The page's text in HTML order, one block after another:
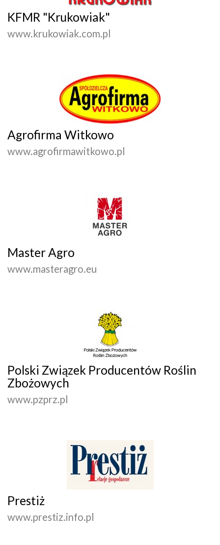
KFMR "Krukowiak"
www.krukowiak.com.pl
Agrofirma Witkowo
www.agrofirmawitkowo.pl
Master Agro
www.masteragro.eu
Polski Związek Producentów Roślin
Zbożowych
www.pzprz.pl
Prestiż
www.prestiz.info.pl